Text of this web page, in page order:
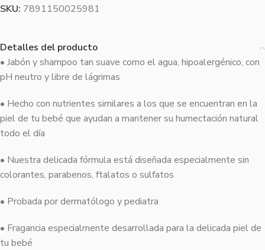
SKU: 7891150025981
Detalles del producto
• Jabón y shampoo tan suave como el agua, hipoalergénico, con
pH neutro y libre de lágrimas
• Hecho con nutrientes similares a los que se encuentran en la
piel de tu bebé que ayudan a mantener su humectación natural
todo el día
• Nuestra delicada fórmula está diseñada especialmente sin
colorantes, parabenos, ftalatos o sulfatos
• Probada por dermatólogo y pediatra
• Fragancia especialmente desarrollada para la delicada piel de
tu bebé